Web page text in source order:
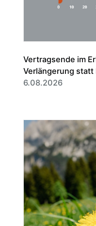
Vertragsende im
Verlängerung
Regel
6.08.2026